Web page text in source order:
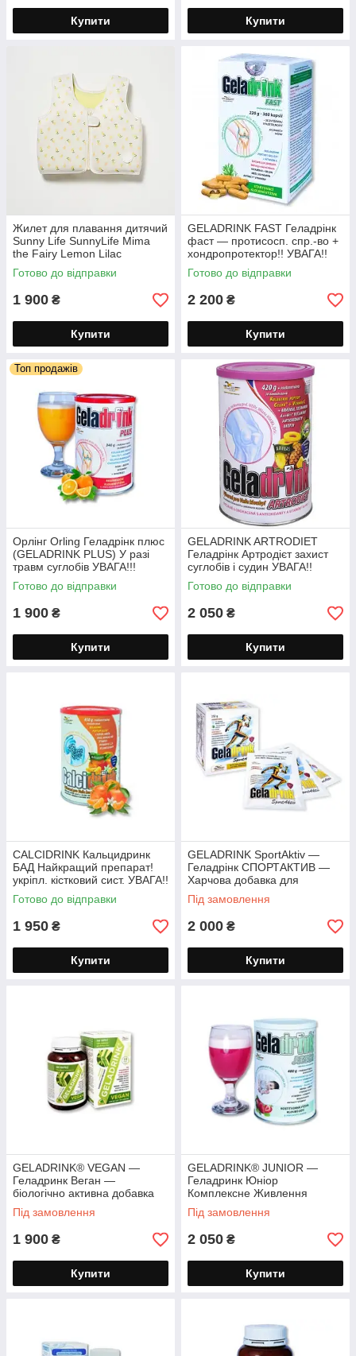
Купити Купити
Жилет для плавання дитячий
Sunny Life SunnyLife Mima
the Fairy Lemon Lilac
Саннілайф 3-6 років
Готово до відправки
1 900 ₴
Купити
GELADRINK FAST Геладрінк
фаст — протисосп. спр.-во +
хондропротектор!! УВАГА!!
Чехия!! 360 капсул
Готово до відправки
2 200 ₴
Купити
Топ продажів
Орлінг Orling Геладрінк плюс
(GELADRINK PLUS) У разі
травм суглобів УВАГА!!!
Чехія!! порошок 340г
Готово до відправки
1 900 ₴
Купити
GELADRINK ARTRODIET
Геладрінк Артродієт захист
суглобів і судин УВАГА!!
Чехія!! порошок 420г
Готово до відправки
2 050 ₴
Купити
CALCIDRINK Кальцидринк
БАД Найкращий препарат!
укріпл. кістковий сист. УВАГА!!
Чохія! порошок 450 г
Готово до відправки
1 950 ₴
Купити
GELADRINK SportAktiv —
Геладрінк СПОРТАКТИВ —
Харчова добавка для
спортсменів і активних людей
порошок 252 г.
Під замовлення
2 000 ₴
Купити
GELADRINK® VEGAN —
Геладринк Веган —
біологічно активна добавка
для веганів 360 капсул
Під замовлення
1 900 ₴
Купити
GELADRINK® JUNIOR —
Геладринк Юніор
Комплексне Живлення
Костей і Суставів, для дітей
порошок 480г
Під замовлення
2 050 ₴
Купити